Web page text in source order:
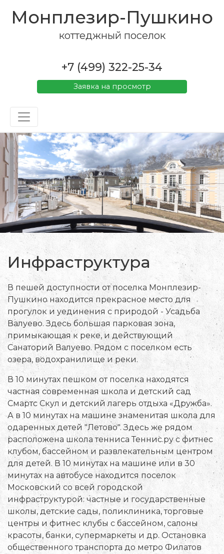
Монплезир-Пушкино
коттеджный поселок
+7 (499) 322-25-34
Заявка на просмотр
Инфраструктура
В пешей доступности от поселка Монплезир-
Пушкино находится прекрасное место для
прогулок и уединения с природой - Усадьба
Валуево. Здесь большая парковая зона,
примыкающая к реке, и действующий
Санаторий Валуево. Рядом с поселком есть
озера, водохранилище и реки.
В 10 минутах пешком от поселка находятся
частная современная школа и детский сад
Смартс Скул и детский лагерь отдыха «Дружба».
А в 10 минутах на машине знаменитая школа для
одаренных детей "Летово". Здесь же рядом
расположена школа тенниса Теннис.ру с фитнес
клубом, бассейном и развлекательным центром
для детей. В 10 минутах на машине или в 30
минутах на автобусе находится поселок
Московский со всей городской
инфраструктурой: частные и государственные
школы, детские сады, поликлиника, торговые
центры и фитнес клубы с бассейном, салоны
красоты, банки, супермаркеты и др. Остановка
общественного транспорта до метро Филатов